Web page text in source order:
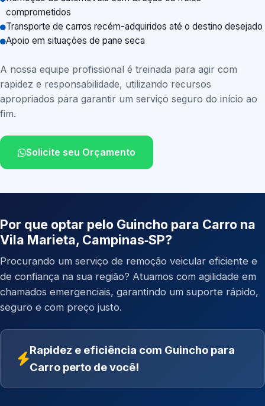
comprometidos
Transporte de carros recém-adquiridos até o destino desejado
Apoio em situações de pane seca
A nossa equipe profissional é treinada para agir com
rapidez e responsabilidade, utilizando recursos
apropriados para garantir um serviço seguro do início ao
fim.
Solicite seu Orçamento
Por que optar pelo Guincho para Carro na
Vila Marieta, Campinas‑SP?
Procurando um serviço de remoção veicular eficiente e
de confiança na sua região? Atuamos com agilidade em
chamados emergenciais, garantindo um suporte rápido,
seguro e com preço justo.
Rapidez e eficiência com Guincho para
Carro perto de você!